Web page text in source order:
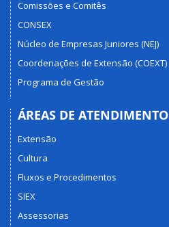
Comissões e Comitês
CONSEX
Núcleo de Empresas Juniores (NEJ)
Coordenações de Extensão (COEXT)
Programa de Gestão
ÁREAS DE ATENDIMENTO
Extensão
Cultura
Fluxos e Procedimentos
SIEX
Assessorias